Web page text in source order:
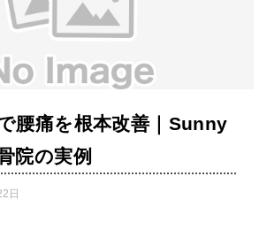
腰痛を根本改善｜Sunny
院の実例
日